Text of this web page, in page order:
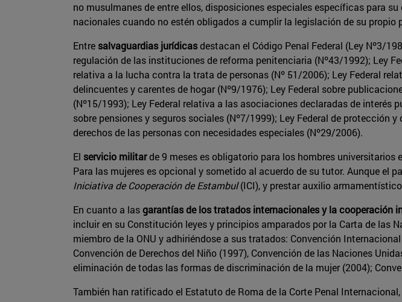
no musulmanes de entre ellos, disposiciones especiales específicas para
nacionales cuando no estén obligados a cumplir la legislación de su propio
Entre salvaguardias jurídicasdestacan el Código Penal Federal (Ley Nº3/
regulación de las instituciones de reforma penitenciaria (Nº43/1992); Ley
relativa a la lucha contra la trata de personas (Nº 51/2006); Ley Federal
delincuentes y carentes de hogar (Nº9/1976); Ley Federal sobre
(Nº15/1993); Ley Federal relativa a las asociaciones declaradas de interés
sobre pensiones y seguros sociales (Nº7/1999); Ley Federal de protección
derechos de las personas con necesidades especiales (Nº29/2006).
El servicio militarde 9 meses es obligatorio para los hombres universitarios
Para las mujeres es opcional y sometido al acuerdo de su tutor. Aunque el
Iniciativa de Cooperación de Estambul(ICI), y prestar auxilio
En cuanto a lasgarantías de los tratados internacionales y la cooperación
incluir en su Constitución leyes y principios amparados por la Carta de las
miembro de la ONU y adhiriéndose a sus tratados: Convención
Convención de Derechos del Niño (1997), Convención de las Naciones
eliminación de todas las formas de discriminación de la mujer (2004);
También han ratificado el Estatuto de Roma de la Corte Penal